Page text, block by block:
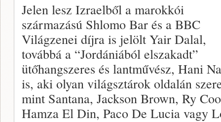
Jelen lesz Izraelből a marokkói
származású Shlomo Bar és a BBC
Világzenei díjra is jelölt Yair Dalal,
továbbá a “Jordániából elszakadt”
ütőhangszeres és lantművész, Hani
is, aki olyan világsztárok oldalán
mint Santana, Jackson Brown, Ry
Hamza El Din, Paco De Lucia vagy